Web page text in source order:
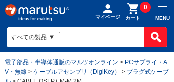
マイページ カート
0
MENU
電子部品・半導体通販のマルツオンライン > PCサプライ・A
V・無線 > ケーブルアセンブリ（DigiKey） > プラグ式ケーブ